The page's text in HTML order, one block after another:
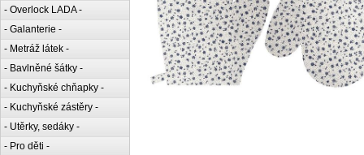
- Overlock LADA -
- Galanterie -
- Metráž látek -
- Bavlněné šátky -
- Kuchyňské chňapky -
- Kuchyňské zástěry -
- Utěrky, sedáky -
- Pro děti -